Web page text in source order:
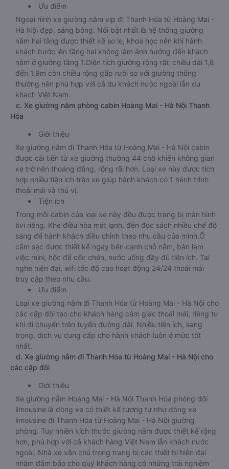
Ưu điểm
Ngoại hình xe giường nằm vip đi Thanh Hóa từ Hoàng Mai -
Hà Nội đẹp, sáng bóng. Nổi bật nhất là hệ thống giường
nằm hai tầng được thiết kế so le, khoa học nên khi hành
khách bước lên tầng hai không làm ảnh hưởng đến khách
nằm ở giường tầng 1.Diện tích giường rộng rãi: chiều dài 1,8
đến 1,9m còn chiều rộng gấp rưỡi so với giường thông
thường nên phù hợp với cả du khách nước ngoài lẫn du
khách Việt Nam.
c. Xe giường nằm phòng cabin Hoàng Mai - Hà Nội Thanh
Hóa
Giới thiệu
Xe giường nằm đi Thanh Hóa từ Hoàng Mai - Hà Nội cabin
được cải tiến từ xe giường thường 44 chỗ khiến không gian
xe trở nên thoáng đãng, rộng rãi hơn. Loại xe này được tích
hợp nhiều tiện ích trên xe giúp hành khách có 1 hành trình
thoải mái và thú vị.
Tiện ích
Trong mỗi cabin của loại xe này đều được trang bị màn hình
tivi riêng. Khe điều hòa mát lạnh, đèn đọc sách nhiều chế độ
sáng để hành khách điều chỉnh theo nhu cầu của mình.Ổ
cắm sạc được thiết kế ngay bên cạnh chỗ nằm, bàn làm
việc mini, hộc để cốc chén, nước uống đầy đủ tiện ích. Tai
nghe hiện đại, wifi tốc độ cao hoạt động 24/24 thoải mái
truy cập theo nhu cầu.
Ưu điểm
Loại xe giường nằm đi Thanh Hóa từ Hoàng Mai - Hà Nội cho
các cặp đôi tạo cho khách hàng cảm giác thoải mái, riêng tư
khi di chuyển trên tuyến đường dài. Nhiều tiện ích, sang
trọng, dịch vụ cung cấp cho hành khách luôn ở mức tốt
nhất.
d. Xe giường nằm đi Thanh Hóa từ Hoàng Mai - Hà Nội cho
các cặp đôi
Giới thiệu
Xe giường nằm Hoàng Mai - Hà Nội Thanh Hóa phòng đôi
limousine là dòng xe có thiết kế tương tự như dòng xe
limousine đi Thanh Hóa từ Hoàng Mai - Hà Nội giường
phòng. Tuy nhiên kích thước giường nằm được thiết kế rộng
hơn, phù hợp với cả khách hàng Việt Nam lẫn khách nước
ngoài. Nhà xe vẫn chú trọng trang bị các thiết bị hiện đại
nhằm đảm bảo cho quý khách hàng có những trải nghiệm